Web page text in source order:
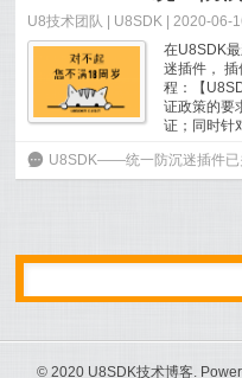
U8技术团队 U8SDK | 2020-06-
在U8SDK
迷插件，
程：【
证政策的要
证；同时针
6 U8SDK——统一防沉迷插件
© 2020 U8SDK技术博客.